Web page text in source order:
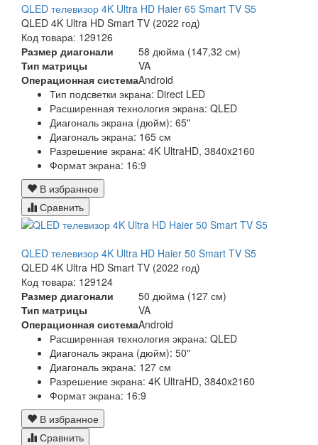
QLED телевизор 4K Ultra HD Haier 65 Smart TV S5
QLED 4K Ultra HD Smart TV (2022 год)
Код товара: 129126
Размер диагонали
58 дюйма (147,32 см)
Тип матрицы
VA
Операционная системаAndroid
Тип подсветки экрана: Direct LED
Расширенная технология экрана: QLED
Диагональ экрана (дюйм): 65"
Диагональ экрана: 165 см
Разрешение экрана: 4K UltraHD, 3840x2160
Формат экрана: 16:9
В избранное
Сравнить
QLED телевизор 4K Ultra HD Haier 50 Smart TV S5
QLED 4K Ultra HD Smart TV (2022 год)
Код товара: 129124
Размер диагонали
50 дюйма (127 см)
Тип матрицы
VA
Операционная системаAndroid
Расширенная технология экрана: QLED
Диагональ экрана (дюйм): 50"
Диагональ экрана: 127 см
Разрешение экрана: 4K UltraHD, 3840x2160
Формат экрана: 16:9
В избранное
Сравнить